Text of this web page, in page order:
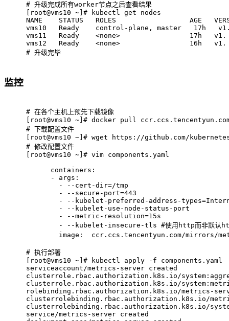
# 升级完成所有worker节点之后查看结果
[root@vms10 ~]# kubectl get nodes
NAME    STATUS   ROLES                  AGE
vms10   Ready    control-plane, master   17h
vms11   Ready    <none>                 17h   v1.
vms12   Ready    <none>                 16h   v1.
# 升级完毕
监控
# 在各个主机上预先下载镜像
[root@vms10 ~]# docker pull
# 下载配置文件
[root@vms10 ~]# wget https://github.com/
# 修改配置文件
[root@vms10 ~]# vim components.yaml
      containers:
      - args:
        - --cert-dir=/tmp
        - --secure-port=443
- --kubelet-preferred-address-
        - --kubelet-use-node-status-port
        - --metric-resolution=15s
- --kubelet-insecure-tls #使用http而非默认
image:  ccr.ccs.tencentyun.com/mirrors/
# 执行部署
[root@vms10 ~]# kubectl apply -f components.yaml
serviceaccount/metrics-server created
clusterrole.rbac.authorization.k8s.io/
clusterrole.rbac.authorization.k8s.io/
rolebinding.rbac.authorization.k8s.io/metrics-
clusterrolebinding.rbac.authorization.k8s.io/
clusterrolebinding.rbac.authorization.k8s.io/
service/metrics-server created